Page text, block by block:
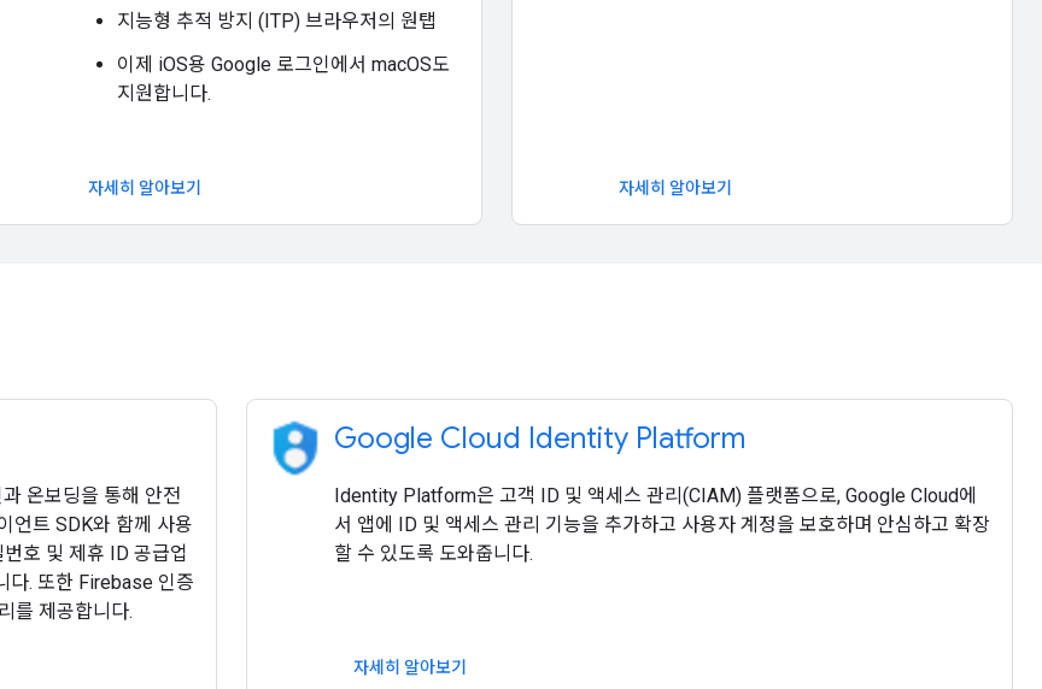
지능형 추적 방지 (ITP) 브라우저의 원탭
이제 iOS용 Google 로그인에서 macOS도
지원합니다.
자세히 알아보기 자세히 알아보기
온보딩을 통해 안전
언트 SDK와 함께 사용
호 및 제휴 ID 공급업
다. 또한 Firebase 인증
를 제공합니다.
Google Cloud Identity Platform
Identity Platform은 고객 ID 및 액세스 관리(CIAM) 플랫폼으로, Google Cloud에
서 앱에 ID 및 액세스 관리 기능을 추가하고 사용자 계정을 보호하며 안심하고 확장
할 수 있도록 도와줍니다.
자세히 알아보기